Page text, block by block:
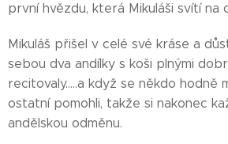
první hvězdu, která Mikuláši svítí na
Mikuláš přišel v celé své kráse a
sebou dva andílky s koši plnými
recitovaly.....a když se někdo hodně
ostatní pomohli, takže si nakonec
andělskou odměnu.